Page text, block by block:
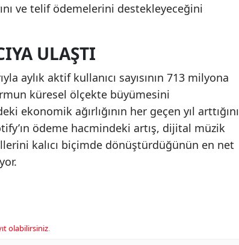
ve telif ödemelerini destekleyeceğini
ULAŞTI
aylık aktif kullanıcı sayısının 713 milyona
küresel ölçekte büyümesini
ekonomik ağırlığının her geçen yıl arttığını
ödeme hacmindeki artış, dijital müzik
kalıcı biçimde dönüştürdüğünün en net
olabilirsiniz.